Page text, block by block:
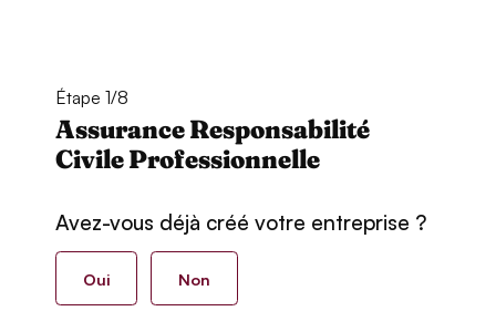
Étape 1/8
Assurance Responsabilité
Civile Professionnelle
Avez-vous déjà créé votre entreprise ?
Oui Non